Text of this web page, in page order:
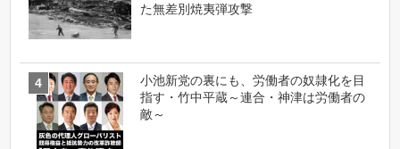
た無差別焼夷弾攻撃
小池新党の裏にも、労働者の奴隷化を目
指す・竹中平蔵～連合・神津は労働者の
敵～